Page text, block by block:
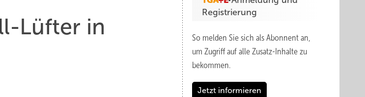
Lüfter in
Registrierung
So melden Sie sich als Abonnent an,
um Zugriff auf alle Zusatz-Inhalte zu
bekommen.
Jetzt informieren